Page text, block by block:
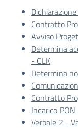
Contratto
Avviso
Determina
- CLK
Determina
Contratto
Incarico
Verbale 2 -